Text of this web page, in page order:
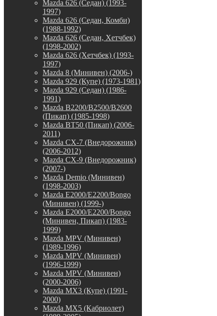
Mazda 626 (Седан) (1993-
1997)
Mazda 626 (Седан, Комби)
(1988-1992)
Mazda 626 (Седан, Хетчбек)
(1998-2002)
Mazda 626 (Хетчбек) (1993-
1997)
Mazda 8 (Минивен) (2006-)
Mazda 929 (Купе) (1973-1981)
Mazda 929 (Седан) (1986-
1991)
Mazda B2200/B2500/B2600
(Пикап) (1985-1998)
Mazda BT50 (Пикап) (2006-
2011)
Mazda CX-7 (Внедорожник)
(2006-2012)
Mazda CX-9 (Внедорожник)
(2007-)
Mazda Demio (Минивен)
(1998-2003)
Mazda E2000/E2200/Bongo
(Минивен) (1999-)
Mazda E2000/E2200/Bongo
(Минивен, Пикап) (1983-
1999)
Mazda MPV (Минивен)
(1989-1996)
Mazda MPV (Минивен)
(1996-1999)
Mazda MPV (Минивен)
(2000-2006)
Mazda MX3 (Купе) (1991-
2000)
Mazda MX5 (Кабриолет)